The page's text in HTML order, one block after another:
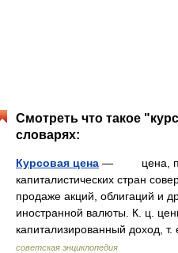
Смотреть что такое
словарях:
Курсовая цена — цена, по
капиталистических стран
продаже акций, облигаций и
иностранной валюты. К. ц.
капитализированный доход,
советская энциклопедия